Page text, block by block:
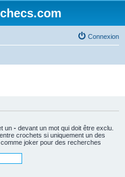
Connexion
un - devant un mot qui doit être exclu.
entre crochets si uniquement un des
joker pour des recherches